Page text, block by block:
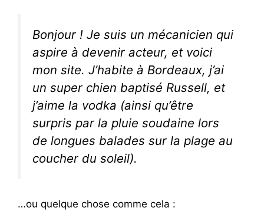
Bonjour ! Je suis un mécanicien qui
aspire à devenir acteur, et voici
mon site. J’habite à Bordeaux, j’ai
un super chien baptisé Russell, et
j’aime la vodka (ainsi qu’être
surpris par la pluie soudaine lors
de longues balades sur la plage au
coucher du soleil).
…ou quelque chose comme cela :